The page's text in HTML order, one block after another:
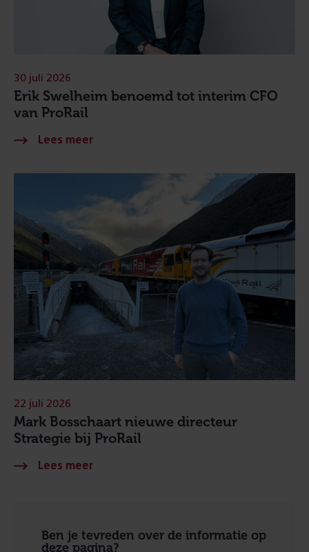
Erik Swelheim benoemd tot interim CFO
van ProRail
30 juli 2026
Mark Bosschaart nieuwe directeur
Strategie bij ProRail
22 juli 2026
Ben je tevreden over de informatie op
deze pagina?